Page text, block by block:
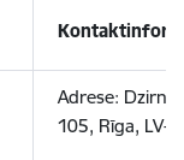
Adrese:
105, Rīga, LV-